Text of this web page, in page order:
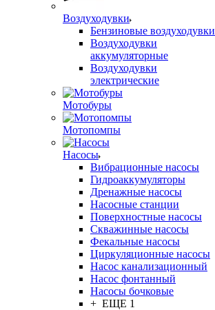
Воздуходувки
Бензиновые воздуходувки
Воздуходувки
аккумуляторные
Воздуходувки
электрические
Мотобуры
Мотопомпы
Насосы
Вибрационные насосы
Гидроаккумуляторы
Дренажные насосы
Насосные станции
Поверхностные насосы
Скважинные насосы
Фекальные насосы
Циркуляционные насосы
Насос канализационный
Насос фонтанный
Насосы бочковые
+ ЕЩЕ 1